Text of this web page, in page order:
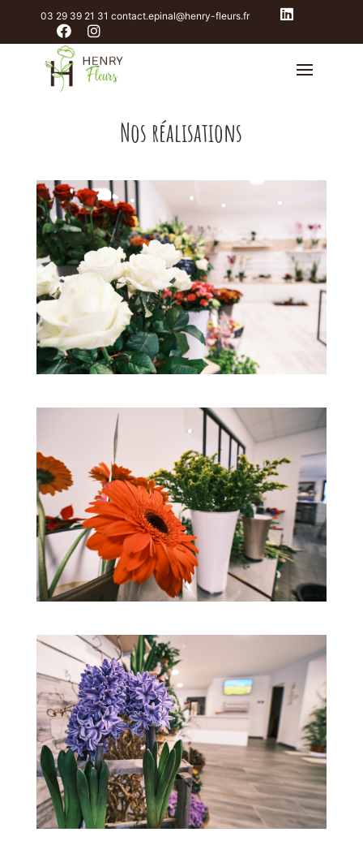
03 29 39 21 31 contact.epinal@henry-fleurs.fr
Nos réalisations